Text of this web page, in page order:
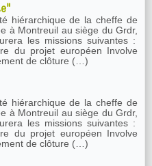
à Montreuil au siège du Grdr,
les missions suivantes :
du projet européen Involve
de clôture (…)
à Montreuil au siège du Grdr,
les missions suivantes :
du projet européen Involve
de clôture (…)